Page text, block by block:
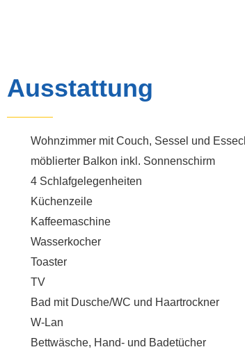
Ausstattung
Wohnzimmer mit Couch, Sessel und
möblierter Balkon inkl. Sonnenschirm
4 Schlafgelegenheiten
Küchenzeile
Kaffeemaschine
Wasserkocher
Toaster
TV
Bad mit Dusche/WC und Haartrockner
W-Lan
Bettwäsche, Hand- und Badetücher